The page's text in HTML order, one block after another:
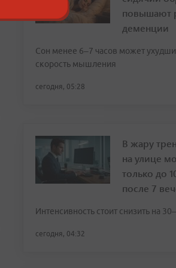
повышают
деменции
Сон менее 6–7 часов может
скорость мышления
сегодня, 05:28
В жару
на улице
только до
после 7
Интенсивность стоит снизить на
сегодня, 04:32